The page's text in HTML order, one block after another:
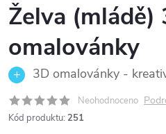
Želva (mládě)
omalovánky
3D omalovánky -
Neohodnoceno
Kód produktu: 251